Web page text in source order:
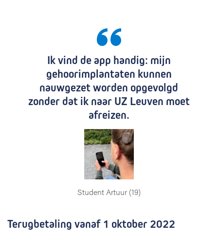
Ik vind de app handig: mijn
gehoorimplantaten kunnen
nauwgezet worden opgevolgd
zonder dat ik naar UZ Leuven moet
afreizen.
Student Artuur (19)
Terugbetaling vanaf 1 oktober 2022